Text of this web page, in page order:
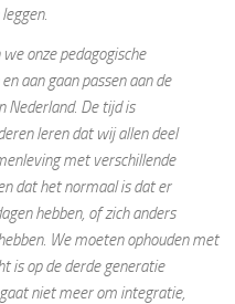
onze pedagogische
aan gaan passen aan de
Nederland. De tijd is
leren dat wij allen deel
met verschillende
dat het normaal is dat er
hebben, of zich anders
We moeten ophouden met
is op de derde generatie
niet meer om integratie,